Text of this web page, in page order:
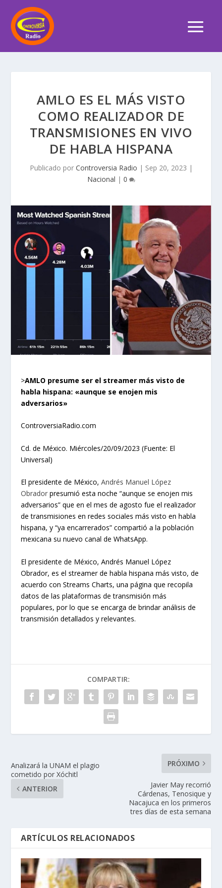
AMLO ES EL MÁS VISTO
COMO REALIZADOR DE
TRANSMISIONES EN VIVO
DE HABLA HISPANA
Publicado por Controversia Radio | Sep 20, 2023 |
Nacional | 0
>AMLO presume ser el streamer más visto de
habla hispana: «aunque se enojen mis
adversarios»
ControversiaRadio.com
Cd. de México. Miércoles/20/09/2023 (Fuente: El
Universal)
El presidente de México,Andrés Manuel López
Obrador presumió esta noche “aunque se enojen mis
adversarios” que en el mes de agosto fue el realizador
de transmisiones en redes sociales más visto en habla
hispana, y “ya encarrerados” compartió a la población
mexicana su nuevo canal de WhatsApp.
El presidente de México, Andrés Manuel López
Obrador, es el streamer de habla hispana más visto, de
acuerdo con Streams Charts, una página que recopila
datos de las plataformas de transmisión más
populares, por lo que se encarga de brindar análisis de
transmisión detallados y relevantes.
COMPARTIR:
Analizará la UNAM el plagio
cometido por Xóchitl
ANTERIOR
PRÓXIMO
Javier May recorrió
Cárdenas, Tenosique y
Nacajuca en los primeros
tres días de esta semana
ARTÍCULOS RELACIONADOS